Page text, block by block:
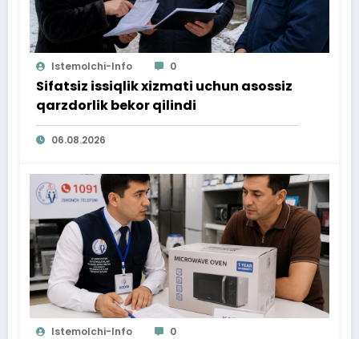
Istemolchi-Info 0
Sifatsiz issiqlik xizmati uchun asossiz
qarzdorlik bekor qilindi
06.08.2026
Istemolchi-Info 0